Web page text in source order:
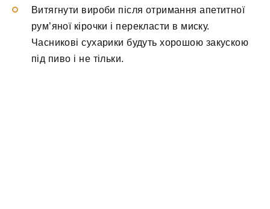
Витягнути вироби після отримання апетитної
рум’яної кірочки і перекласти в миску.
Часникові сухарики будуть хорошою закускою
під пиво і не тільки.